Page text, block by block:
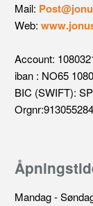
Mail:
Web:
Account:
iban : NO65
BIC (SWIFT):
Mandag -